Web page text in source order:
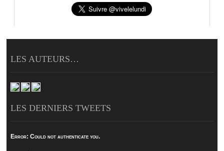
LES AUTEURS…
LES DERNIERS TWEETS
Error: Could not authenticate you.